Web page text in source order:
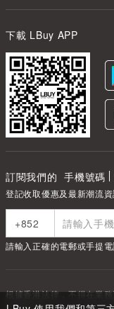
下載 LBuy APP
訂閱我們的 手機號碼
登記收取優惠及最新潮流
請輸入正確的電郵或手提
根據香港法律，不得在業
Under the law of Hong